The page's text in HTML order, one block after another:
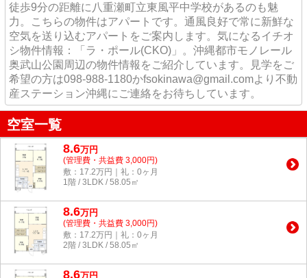
徒歩9分の距離に八重瀬町立東風平中学校があるのも魅
力。こちらの物件はアパートです。通風良好で常に新鮮な
空気を送り込むアパートをご案内します。気になるイチオ
シ物件情報：「ラ・ポール(CKO)」。沖縄都市モノレール
奥武山公園周辺の物件情報をご紹介しています。見学をご
希望の方は098-988-1180かfsokinawa@gmail.comより不動
産ステーション沖縄にご連絡をお待ちしています。
空室一覧
8.6万円
(管理費・共益費 3,000円)
敷：17.2万円｜礼：0ヶ月
1階 / 3LDK / 58.05㎡
8.6万円
(管理費・共益費 3,000円)
敷：17.2万円｜礼：0ヶ月
2階 / 3LDK / 58.05㎡
8.6万円